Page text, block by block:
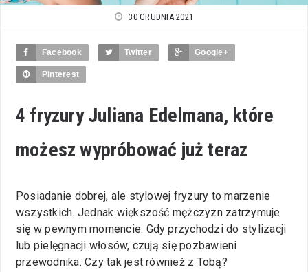
30 GRUDNIA 2021
Facebook Twitter Google+
Pinterest
4 fryzury Juliana Edelmana, które
możesz wypróbować już teraz
Posiadanie dobrej, ale stylowej fryzury to marzenie
wszystkich. Jednak większość mężczyzn zatrzymuje
się w pewnym momencie. Gdy przychodzi do stylizacji
lub pielęgnacji włosów, czują się pozbawieni
przewodnika. Czy tak jest również z Tobą?